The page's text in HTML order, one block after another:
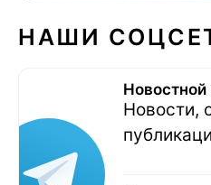
НАШИ
Новостной
Новости,